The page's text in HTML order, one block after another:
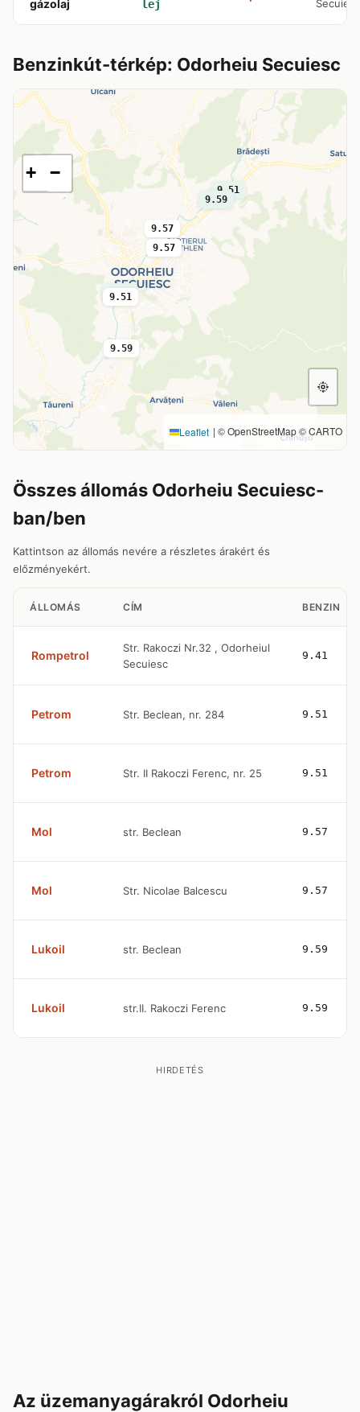
gázolaj lej Secuiesc
Benzinkút-térkép: Odorheiu Secuiesc
9.51
9.51
9.57
9.57
9.41
9.59
9.59
+ −
Leaflet | © OpenStreetMap © CARTO
Összes állomás Odorheiu Secuiesc-
ban/ben
Kattintson az állomás nevére a részletes árakért és
előzményekért.
ÁLLOMÁS CÍM BENZIN
Rompetrol
Str. Rakoczi Nr.32 , Odorheiul
Secuiesc
9.41
Petrom Str. Beclean, nr. 284 9.51
Petrom Str. II Rakoczi Ferenc, nr. 25 9.51
Mol str. Beclean 9.57
Mol Str. Nicolae Balcescu 9.57
Lukoil str. Beclean 9.59
Lukoil str.II. Rakoczi Ferenc 9.59
HIRDETÉS
Az üzemanyagárakról Odorheiu